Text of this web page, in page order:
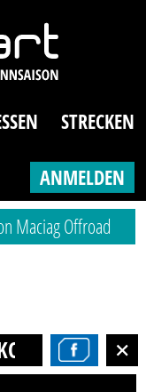
STRECKEN
ANMELDEN
Maciag Offroad